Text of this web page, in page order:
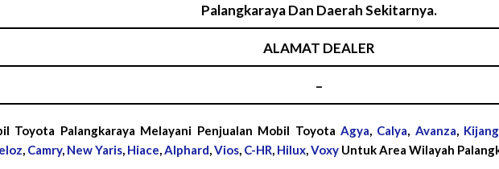
Palangkaraya Dan Daerah Sekitarnya.
ALAMAT DEALER
–
Toyota Palangkaraya Melayani Penjualan Mobil Toyota Agya Calya Avanza
Camry, New Yaris, Hiace Alphard Vios, C-HR Hilux, VoxyUntuk Area Wilayah